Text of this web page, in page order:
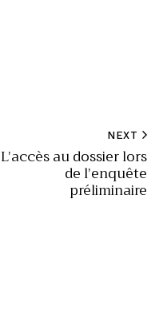
NEXT
L’accès au dossier lors
de l’enquête
préliminaire